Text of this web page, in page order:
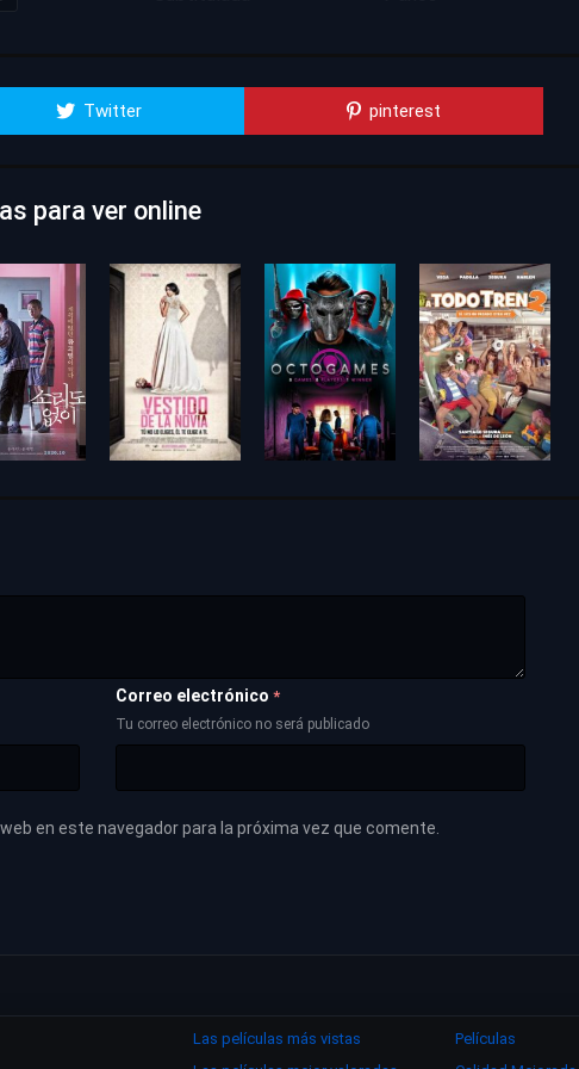
Twitter pinterest
para ver online
Correo electrónico *
Tu correo electrónico no será publicado
en este navegador para la próxima vez que comente.
Las películas más vistas
Películas